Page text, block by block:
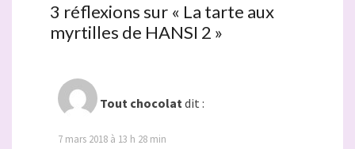
3 réflexions sur « La tarte aux
myrtilles de HANSI 2 »
Tout chocolatdit :
7 mars 2018 à 13 h 28 min